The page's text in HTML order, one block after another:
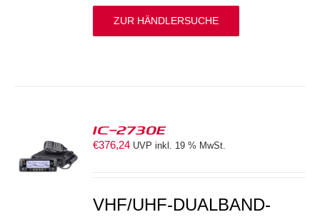
ZUR HÄNDLERSUCHE
IC-2730E
€376,24 UVP inkl. 19 % MwSt.
VHF/UHF-DUALBAND-